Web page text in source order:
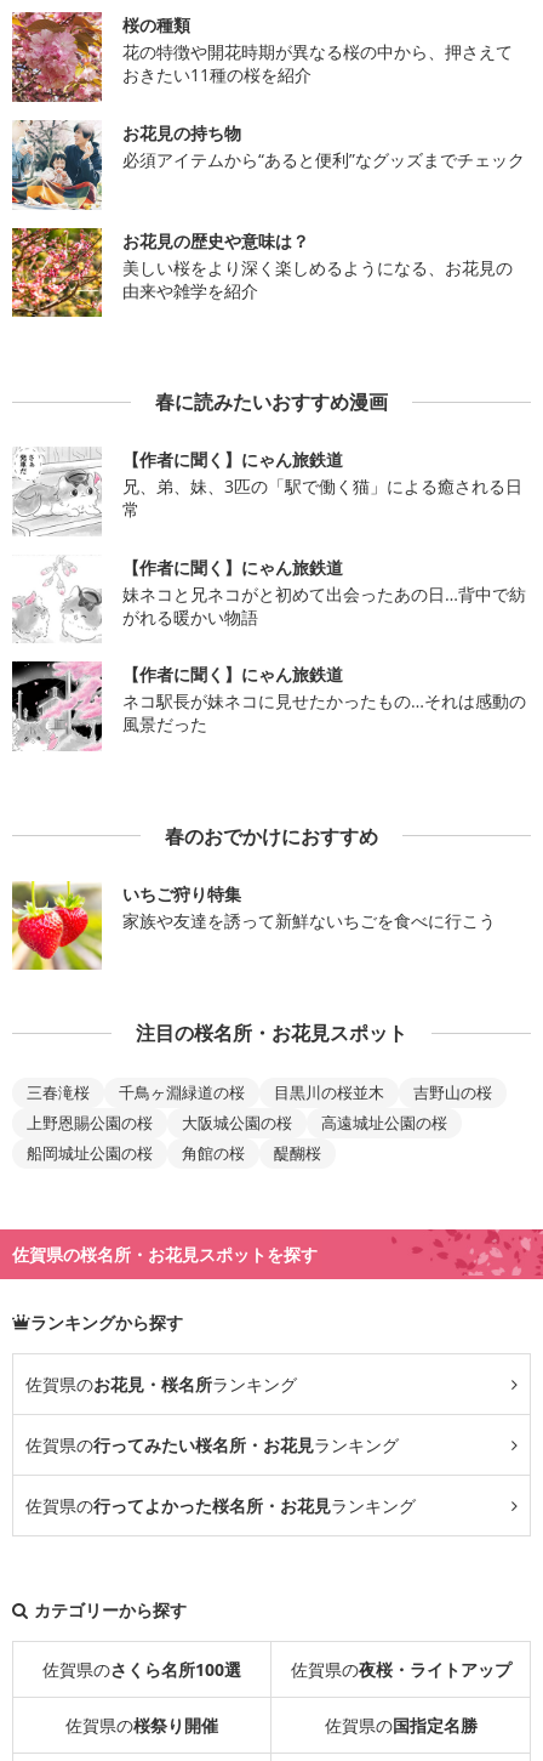
桜の種類
花の特徴や開花時期が異なる桜の中から、押さえて
おきたい11種の桜を紹介
お花見の持ち物
必須アイテムから“あると便利”なグッズまでチェック
お花見の歴史や意味は？
美しい桜をより深く楽しめるようになる、お花見の
由来や雑学を紹介
春に読みたいおすすめ漫画
【作者に聞く】にゃん旅鉄道
兄、弟、妹、3匹の「駅で働く猫」による癒される日
常
【作者に聞く】にゃん旅鉄道
妹ネコと兄ネコがと初めて出会ったあの日…背中で紡
がれる暖かい物語
【作者に聞く】にゃん旅鉄道
ネコ駅長が妹ネコに見せたかったもの…それは感動の
風景だった
春のおでかけにおすすめ
いちご狩り特集
家族や友達を誘って新鮮ないちごを食べに行こう
注目の桜名所・お花見スポット
三春滝桜 千鳥ヶ淵緑道の桜 目黒川の桜並木
吉野山の桜
上野恩賜公園の桜
大阪城公園の桜
高遠城址公園の桜
船岡城址公園の桜
角館の桜 醍醐桜
佐賀県の桜名所・お花見スポットを探す
ランキングから探す
佐賀県のお花見・桜名所ランキング
佐賀県の行ってみたい桜名所・お花見ランキング
佐賀県の行ってよかった桜名所・お花見ランキング
カテゴリーから探す
佐賀県のさくら名所100選 佐賀県の夜桜・ライトアップ
佐賀県の桜祭り開催 佐賀県の国指定名勝